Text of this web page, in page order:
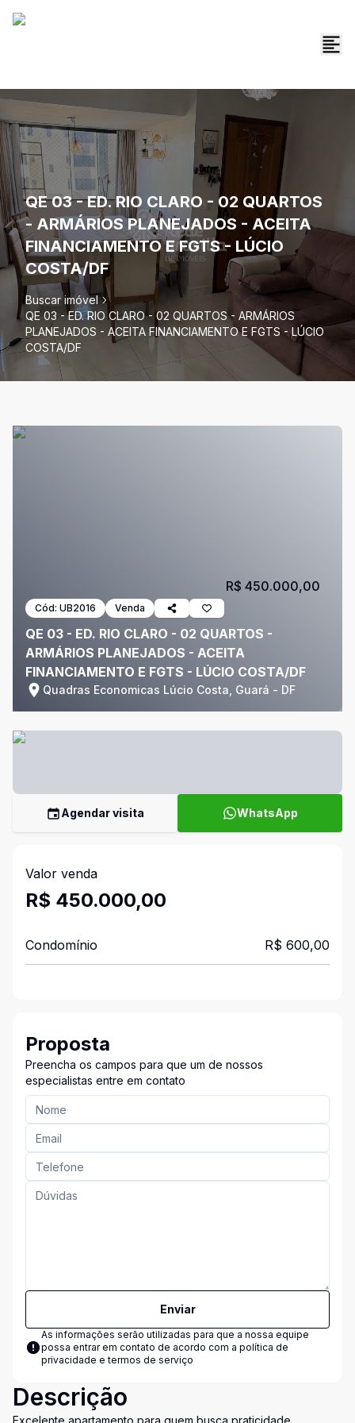
QE 03 - ED. RIO CLARO - 02 QUARTOS
- ARMÁRIOS PLANEJADOS - ACEITA
FINANCIAMENTO E FGTS - LÚCIO
COSTA/DF
Buscar imóvel
QE 03 - ED. RIO CLARO - 02 QUARTOS - ARMÁRIOS
PLANEJADOS - ACEITA FINANCIAMENTO E FGTS - LÚCIO
COSTA/DF
Cód: UB2016 Venda
QE 03 - ED. RIO CLARO - 02 QUARTOS -
ARMÁRIOS PLANEJADOS - ACEITA
FINANCIAMENTO E FGTS - LÚCIO COSTA/DF
Quadras Economicas Lúcio Costa, Guará - DF
R$ 450.000,00
Agendar visita WhatsApp
Valor venda
R$ 450.000,00
Condomínio R$ 600,00
Proposta
Preencha os campos para que um de nossos
especialistas entre em contato
Enviar
As informações serão utilizadas para que a nossa equipe
possa entrar em contato de acordo com a política de
privacidade e termos de serviço
Descrição
Excelente apartamento para quem busca praticidade,